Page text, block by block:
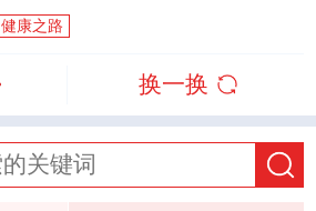
健康之路
换一换